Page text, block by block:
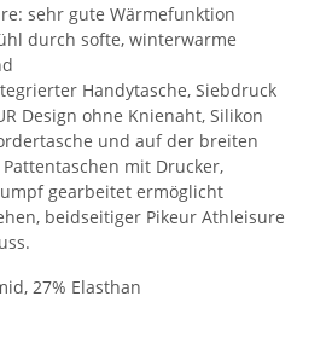
sehr gute Wärmefunktion
durch softe, winterwarme
Handytasche, Siebdruck
Design ohne Knienaht, Silikon
und auf der breiten
mit Drucker,
gearbeitet ermöglicht
beidseitiger Pikeur Athleisure
27% Elasthan